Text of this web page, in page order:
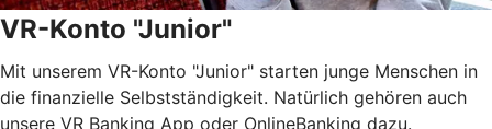
VR-Konto "Junior"
Mit unserem VR-Konto "Junior" starten junge Menschen in
die finanzielle Selbstständigkeit. Natürlich gehören auch
unsere VR Banking App oder OnlineBanking dazu.